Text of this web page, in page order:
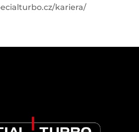
kariera/